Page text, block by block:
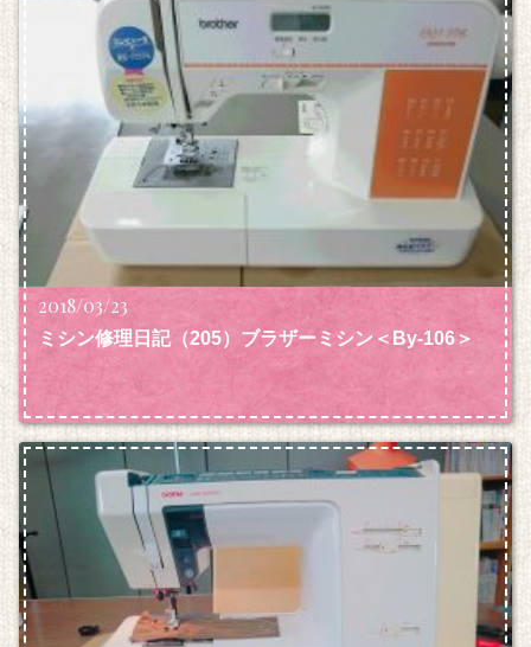
2018/03/23
ミシン修理日記（205）ブラザーミシン＜By-106＞